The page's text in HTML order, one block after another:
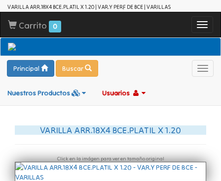
VARILLA ARR.18X4 BCE.PLATIL X 1.20 | VAR.Y PERF DE BCE | VARILLAS
Carrito 0
Principal Buscar
Nuestros Productos Usuarios
VARILLA ARR.18X4 BCE.PLATIL X 1.20
Click en la imágen para ver en tamaño original